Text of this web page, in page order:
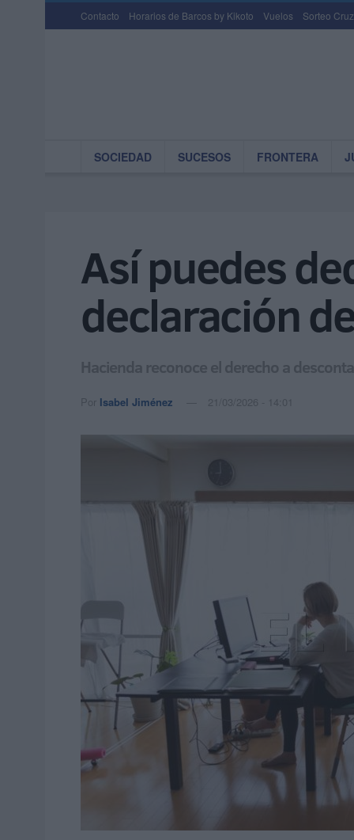
Contacto Horarios de Barcos by Kikoto Vuelos Sorteo
SOCIEDAD SUCESOS FRONTERA
Así puedes
declaración
Hacienda reconoce el derecho a
Por Isabel Jiménez 21/03/2026 - 14:01